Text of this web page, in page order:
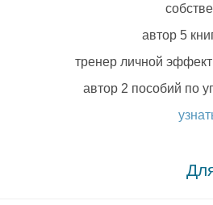
автор 5
тренер личной
автор 2 пособий по